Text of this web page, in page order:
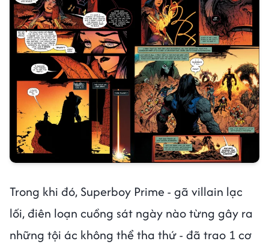
Trong khi đó, Superboy Prime - gã villain lạc
lối, điên loạn cuồng sát ngày nào từng gây ra
những tội ác không thể tha thứ - đã trao 1 cơ